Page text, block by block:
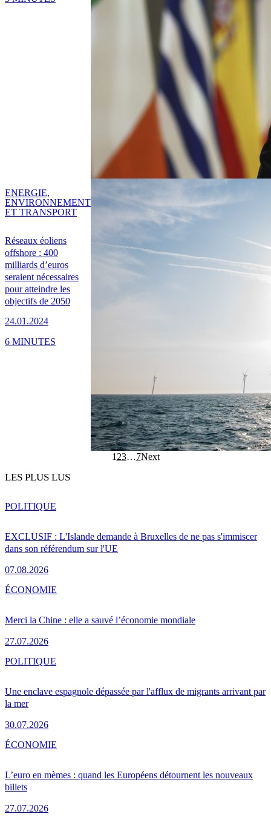
Réseaux éoliens
offshore : 400
milliards d’euros
seraient nécessaires
pour atteindre les
objectifs de 2050
24.01.2024
ENERGIE,
ENVIRONNEMENT
ET TRANSPORT
6 MINUTES
1 23…7Next
LES PLUS LUS
EXCLUSIF : L'Islande demande à Bruxelles de ne pas s'immiscer
dans son référendum sur l'UE
07.08.2026
POLITIQUE
Merci la Chine : elle a sauvé l’économie mondiale
27.07.2026
ÉCONOMIE
Une enclave espagnole dépassée par l'afflux de migrants arrivant par
la mer
30.07.2026
POLITIQUE
L’euro en mèmes : quand les Européens détournent les nouveaux
billets
27.07.2026
ÉCONOMIE